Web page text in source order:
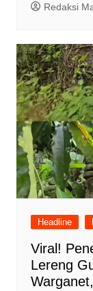
Redaksi
Headline
Viral!
Lereng